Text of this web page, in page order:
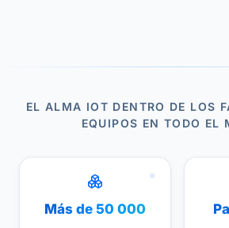
EL ALMA IOT DENTRO DE LOS
EQUIPOS EN TODO EL
Más de 50 000